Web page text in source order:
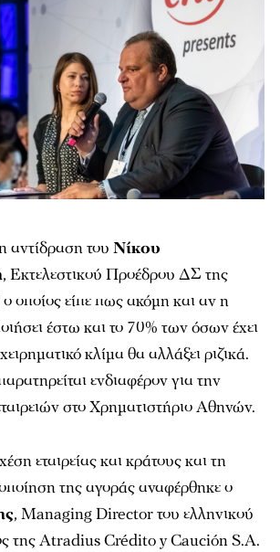
αντίδραση του Nίκου
, Εκτελεστικού Προέδρου ΔΣ της
είπε πως ακόμη και αν η
έστω και το 70% των όσων έχει
κλίμα θα αλλάξει ριζικά.
ενδιαφέρον για την
στο Χρηματιστήριο Αθηνών.
εταιρείας και κράτους και τη
της αγοράς αναφέρθηκε ο
, Managing Director του ελληνικού
της Atradius Crédito y Caución S.A.